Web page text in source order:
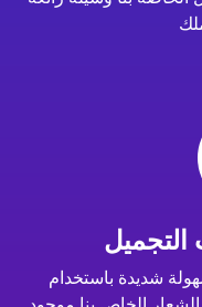
شديدة باستخدام